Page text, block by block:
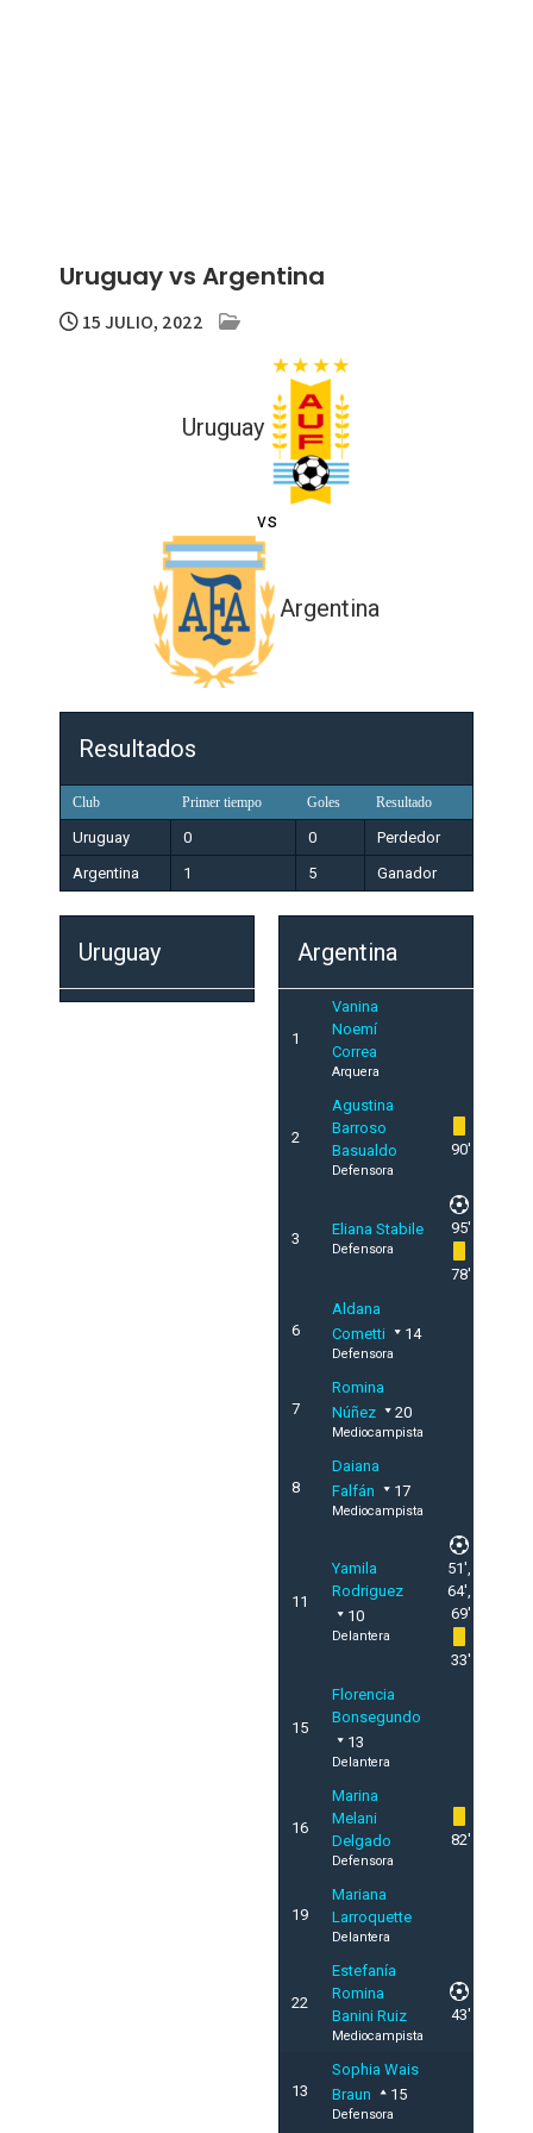
Uruguay vs Argentina
15 JULIO, 2022
Uruguay
vs
Argentina
Resultados
Club Primer tiempo Goles Resultado
Uruguay 0 0
Perdedor
Argentina
1 5 Ganador
Uruguay Argentina
1
Vanina
Noemí
Correa
Arquera
2
Agustina
Barroso
Basualdo
Defensora
90'
3
Eliana Stabile
Defensora
95'
78'
6
Aldana
Cometti
14
Defensora
7
Romina
Núñez
20
Mediocampista
8
Daiana
Falfán
17
Mediocampista
11
Yamila
Rodriguez
10
Delantera
51',
64',
69'
33'
15
Florencia
Bonsegundo
13
Delantera
16
Marina
Melani
Delgado
Defensora
82'
19
Mariana
Larroquette
Delantera
22
Estefanía
Romina
Banini Ruiz
Mediocampista
43'
13
Sophia Wais
Braun
15
Defensora